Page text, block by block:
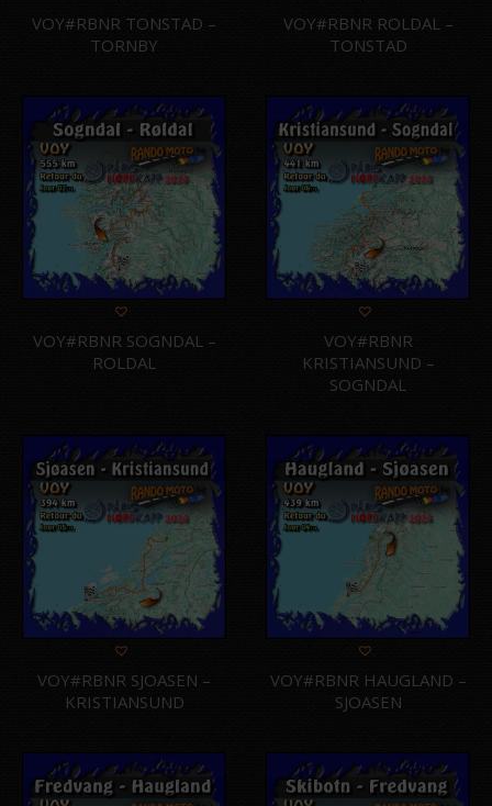
VOY#RBNR TONSTAD –
TORNBY
VOY#RBNR ROLDAL –
TONSTAD
VOY#RBNR SOGNDAL –
ROLDAL
VOY#RBNR
KRISTIANSUND –
SOGNDAL
VOY#RBNR SJOASEN –
KRISTIANSUND
VOY#RBNR HAUGLAND –
SJOASEN